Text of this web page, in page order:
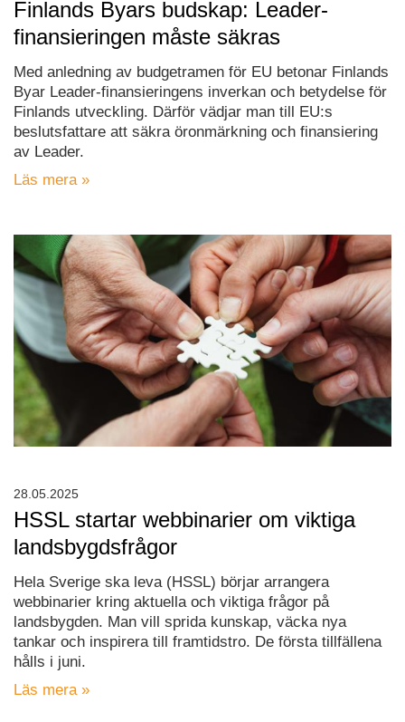
Finlands Byars budskap: Leader-
finansieringen måste säkras
Med anledning av budgetramen för EU betonar Finlands
Byar Leader-finansieringens inverkan och betydelse för
Finlands utveckling. Därför vädjar man till EU:s
beslutsfattare att säkra öronmärkning och finansiering
av Leader.
Läs mera »
HSSL startar webbinarier om viktiga
landsbygdsfrågor
Hela Sverige ska leva (HSSL) börjar arrangera
webbinarier kring aktuella och viktiga frågor på
landsbygden. Man vill sprida kunskap, väcka nya
tankar och inspirera till framtidstro. De första tillfällena
hålls i juni.
Läs mera »
28.05.2025